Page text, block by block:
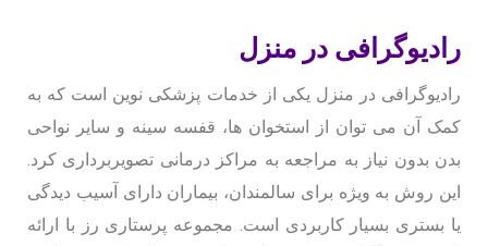
رادیوگرافی در منزل
رادیوگرافی در منزل یکی از خدمات پزشکی نوین است که به
کمک آن می توان از استخوان ها، قفسه سینه و سایر نواحی
بدن بدون نیاز به مراجعه به مراکز درمانی تصویربرداری کرد.
این روش به ویژه برای سالمندان، بیماران دارای آسیب دیدگی
یا بستری بسیار کاربردی است. مجموعه پرستاری رز با ارائه